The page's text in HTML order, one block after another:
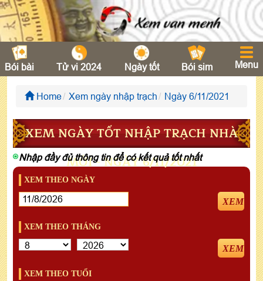
Bói bài Tử vi 2024 Ngày tốt Bói sim Menu
Home Xem ngày nhập trạch Ngày 6/11/2021
XEM NGÀY TỐT NHẬP TRẠCH NHÀ
MỚI - NGÀY 6/11/2021
Nhập đầy đủ thông tin để có kết quả tốt nhất
XEM THEO NGÀY
XEM
XEM THEO THÁNG
XEM
XEM THEO TUỔI